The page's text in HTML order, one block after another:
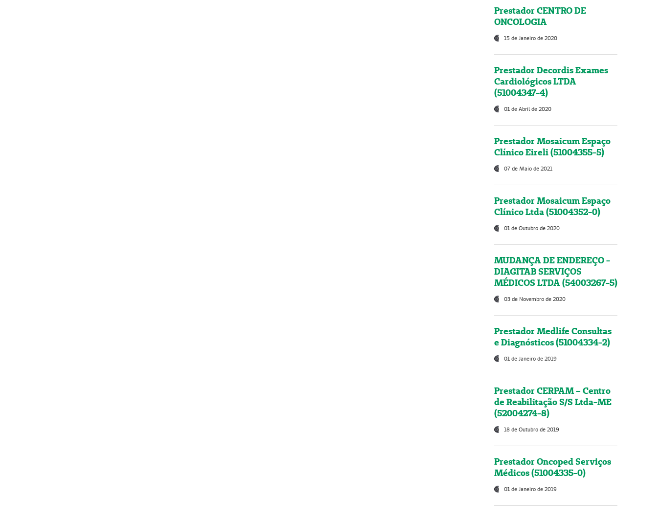
Prestador CENTRO DE
ONCOLOGIA
15 de Janeiro de 2020
Prestador Decordis Exames
Cardiológicos LTDA
(51004347-4)
01 de Abril de 2020
Prestador Mosaicum Espaço
Clínico Eireli (51004355-5)
07 de Maio de 2021
Prestador Mosaicum Espaço
Clínico Ltda (51004352-0)
01 de Outubro de 2020
MUDANÇA DE ENDEREÇO -
DIAGITAB SERVIÇOS
MÉDICOS LTDA (54003267-5)
03 de Novembro de 2020
Prestador Medlife Consultas
e Diagnósticos (51004334-2)
01 de Janeiro de 2019
Prestador CERPAM – Centro
de Reabilitação S/S Ltda-ME
(52004274-8)
18 de Outubro de 2019
Prestador Oncoped Serviços
Médicos (51004335-0)
01 de Janeiro de 2019